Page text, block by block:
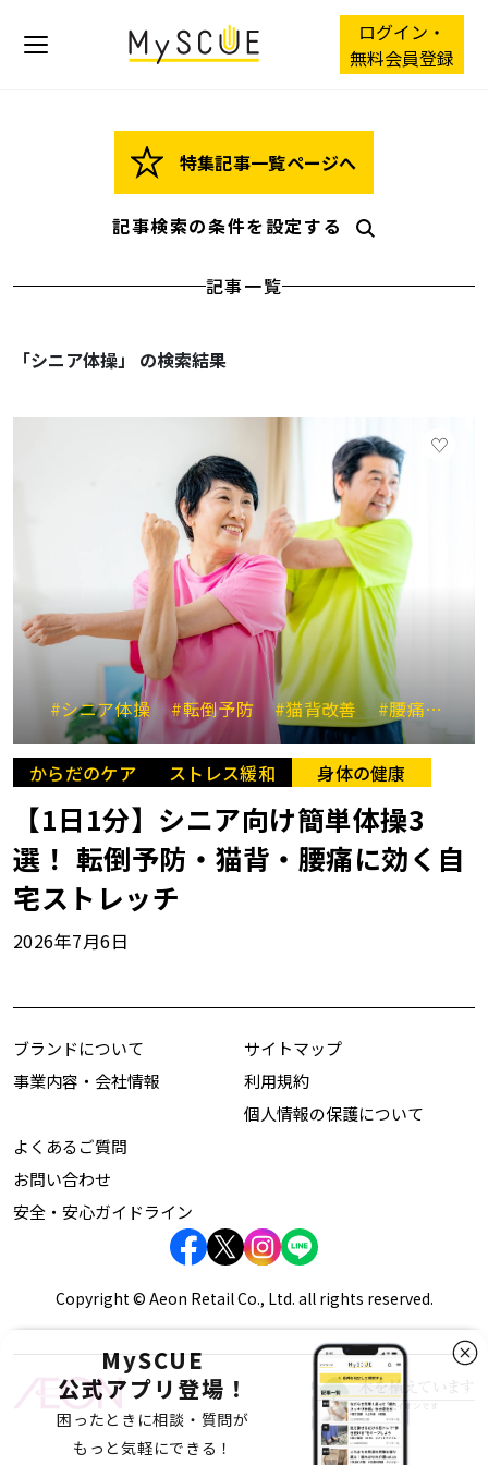
ログイン・
無料会員登録
特集記事一覧ページへ
記事検索の条件を設定する
記事一覧
「シニア体操」 の検索結果
#シニア体操 #転倒予防 #猫背改善 #腰痛改善
からだのケア ストレス緩和 身体の健康
【1日1分】シニア向け簡単体操3
選！ 転倒予防・猫背・腰痛に効く自
宅ストレッチ
2026年7月6日
MySCUE
公式アプリ登場！
困ったときに相談・質問が
もっと気軽にできる！
ブランドについて
事業内容・会社情報
サイトマップ
利用規約
個人情報の保護について
よくあるご質問
お問い合わせ
安全・安心ガイドライン
Copyright © Aeon Retail Co., Ltd. all rights reserved.